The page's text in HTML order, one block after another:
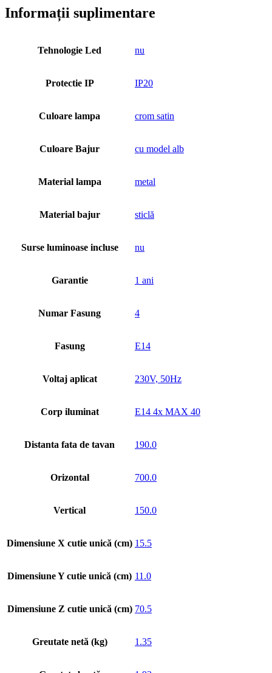
Informații suplimentare
Tehnologie Led nu
Protectie IP IP20
Culoare lampa crom satin
Culoare Bajur cu model alb
Material lampa metal
Material bajur sticlă
Surse luminoase incluse nu
Garantie 1 ani
Numar Fasung 4
Fasung E14
Voltaj aplicat 230V, 50Hz
Corp iluminat E14 4x MAX 40
Distanta fata de tavan 190.0
Orizontal 700.0
Vertical 150.0
Dimensiune X cutie unică (cm) 15.5
Dimensiune Y cutie unică (cm) 11.0
Dimensiune Z cutie unică (cm) 70.5
Greutate netă (kg) 1.35